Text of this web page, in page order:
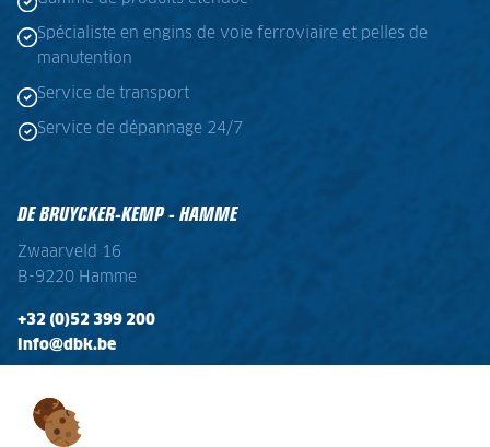
Spécialiste en engins de voie ferroviaire et pelles de
manutention
Service de transport
Service de dépannage 24/7
DE BRUYCKER-KEMP - HAMME
Zwaarveld 16
B-9220 Hamme
+32 (0)52 399 200
info@dbk.be
Ma - Vr: